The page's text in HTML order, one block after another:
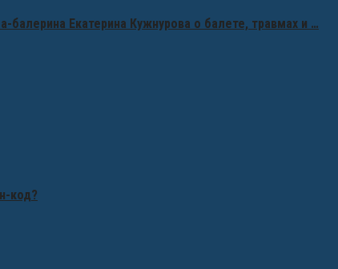
балерина Екатерина Кужнурова о балете, травмах и …
код?